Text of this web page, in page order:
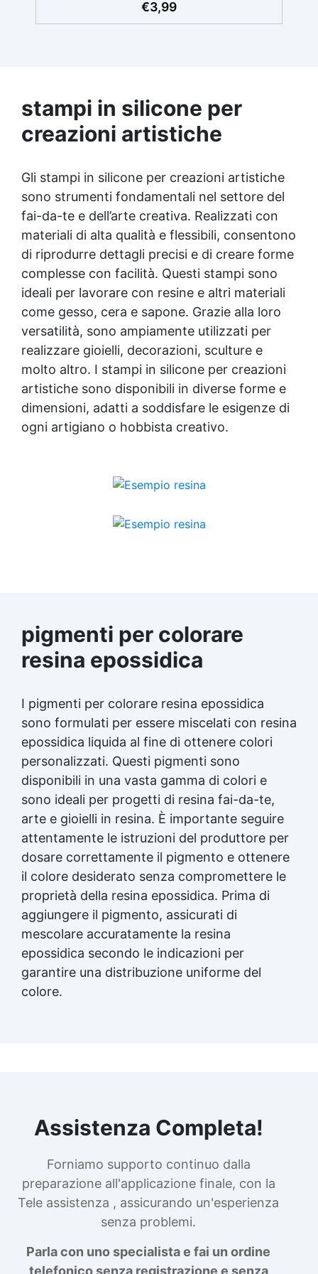
applica facilmente senza bolle d'aria,
senza necessità di trattamenti aggiuntivi,
pronta all'uso ogni volta. ✅ Resistente e
Versatile: Resistente a temperature oltre i
rivestire casseforme, garantendo una
protezione e finitura impeccabile.
€3,99
stampi in silicone per
creazioni artistiche
Gli stampi in silicone per creazioni artistiche
sono strumenti fondamentali nel settore del
fai-da-te e dell’arte creativa. Realizzati con
materiali di alta qualità e flessibili, consentono
di riprodurre dettagli precisi e di creare forme
complesse con facilità. Questi stampi sono
ideali per lavorare con resine e altri materiali
come gesso, cera e sapone. Grazie alla loro
versatilità, sono ampiamente utilizzati per
realizzare gioielli, decorazioni, sculture e
molto altro. I stampi in silicone per creazioni
artistiche sono disponibili in diverse forme e
dimensioni, adatti a soddisfare le esigenze di
ogni artigiano o hobbista creativo.
pigmenti per colorare
resina epossidica
I pigmenti per colorare resina epossidica
sono formulati per essere miscelati con resina
epossidica liquida al fine di ottenere colori
personalizzati. Questi pigmenti sono
disponibili in una vasta gamma di colori e
sono ideali per progetti di resina fai-da-te,
arte e gioielli in resina. È importante seguire
attentamente le istruzioni del produttore per
dosare correttamente il pigmento e ottenere
il colore desiderato senza compromettere le
proprietà della resina epossidica. Prima di
aggiungere il pigmento, assicurati di
mescolare accuratamente la resina
epossidica secondo le indicazioni per
garantire una distribuzione uniforme del
colore.
Assistenza Completa!
Forniamo supporto continuo dalla
preparazione all'applicazione finale, con la
Tele assistenza , assicurando un'esperienza
senza problemi.
Parla con uno specialista e fai un ordine
telefonico senza registrazione e senza